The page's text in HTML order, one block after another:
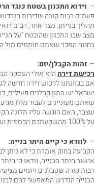
– וידוא התכנון בשטח כנגד
פעמים רבות קורה שדירות
תהליך בנייתן. מצד אחד, רבים
מצב שבו התכנון שהובטח "על
בחוזה המכר שאתם חותמים מול
–זהות הקבלן/יזם:
רכישת דירההיא אולי העסקה
אם בכוונתנו לרכוש דירה חדשה
ישראל יש המון קבלנים
שאתם מעוניינים לעבוד מולו
שצבר, האם הוגשה עליו תלונה
על 100% מהשקעתכם הכספית ועל הדירה שאתם אמורים לקבל ממנו בעתיד.
–לוודא כי קיים היתר בנייה:
הקביעה בחוק אומרת כי לא ניתן
אישור היתר הבנייה, וודאו כי
רבות קורה שקבלנים ויזמים
הבנייה הנדרש המאפשר להם